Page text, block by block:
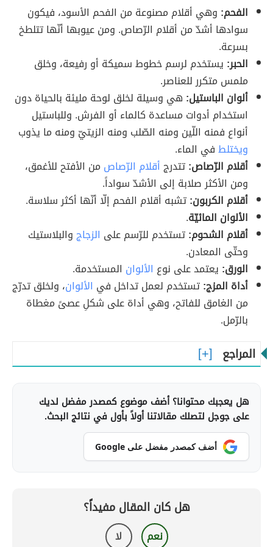
الفحم: وهي أقلام مصنوعة من الفحم الأسود، فيكون
سوادها أشدّ من أقلام الرّصاص. ومن عيوبها أنّها تتلطخ
بسرعة.
الحبر: يستخدم لرسم خطوط سميكة أو رفيعة، وخلق
ملمس متكرر للعناصر.
ألوان الباستيل: هي وسيلة لخلق لوحة مليئة بالحياة دون
استخدام أدوات مساعدة كالماء أو الفرش. وللباستيل
أنواع فمنه اللّين ومنه الصّلب ومنه الزيتيّ ومنه ما يذوب
ويختلطفي الماء.
أقلام الرّصاص:تتدرجأقلام الرّصاص من الأفتح للأغمق،
ومن الأكثر صلابة إلى الأشدّ سواداً.
أقلام الكربون:تشبه أقلام الفحم إلّا أنّها أكثر سلاسة.
الألوان المائيّة.
أقلام الشحوم:تستخدم للرّسم على الزجاجوالبلاستيك
وحتّى المعادن.
الورق: يعتمد على نوع الألوان المستخدمة.
أداة المزج:تستخدم لعمل تداخل في الألوان، ولخلق تدرّج
من الغامق للفاتح، وهي أداة على شكلِ عصىً مغطاة
بالرّمل.
المراجع
هل يعجبك محتوانا؟ أضف موضوع كمصدر مفضل لديك
على جوجل لتصلك مقالاتنا أولاً بأول في نتائج البحث.
أضف كمصدر مفضل على Google
هل كان المقال مفيداً؟
نعم لا